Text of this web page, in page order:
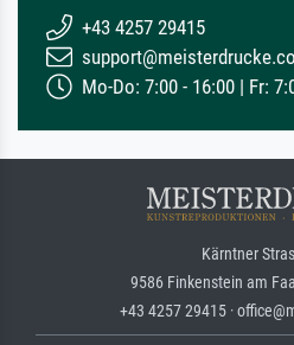
+43 4257 29415
Mo-Do: 7:00 - 16:00 | Fr:
Kärntner
9586 Finkenstein am
+43 4257 29415 ·